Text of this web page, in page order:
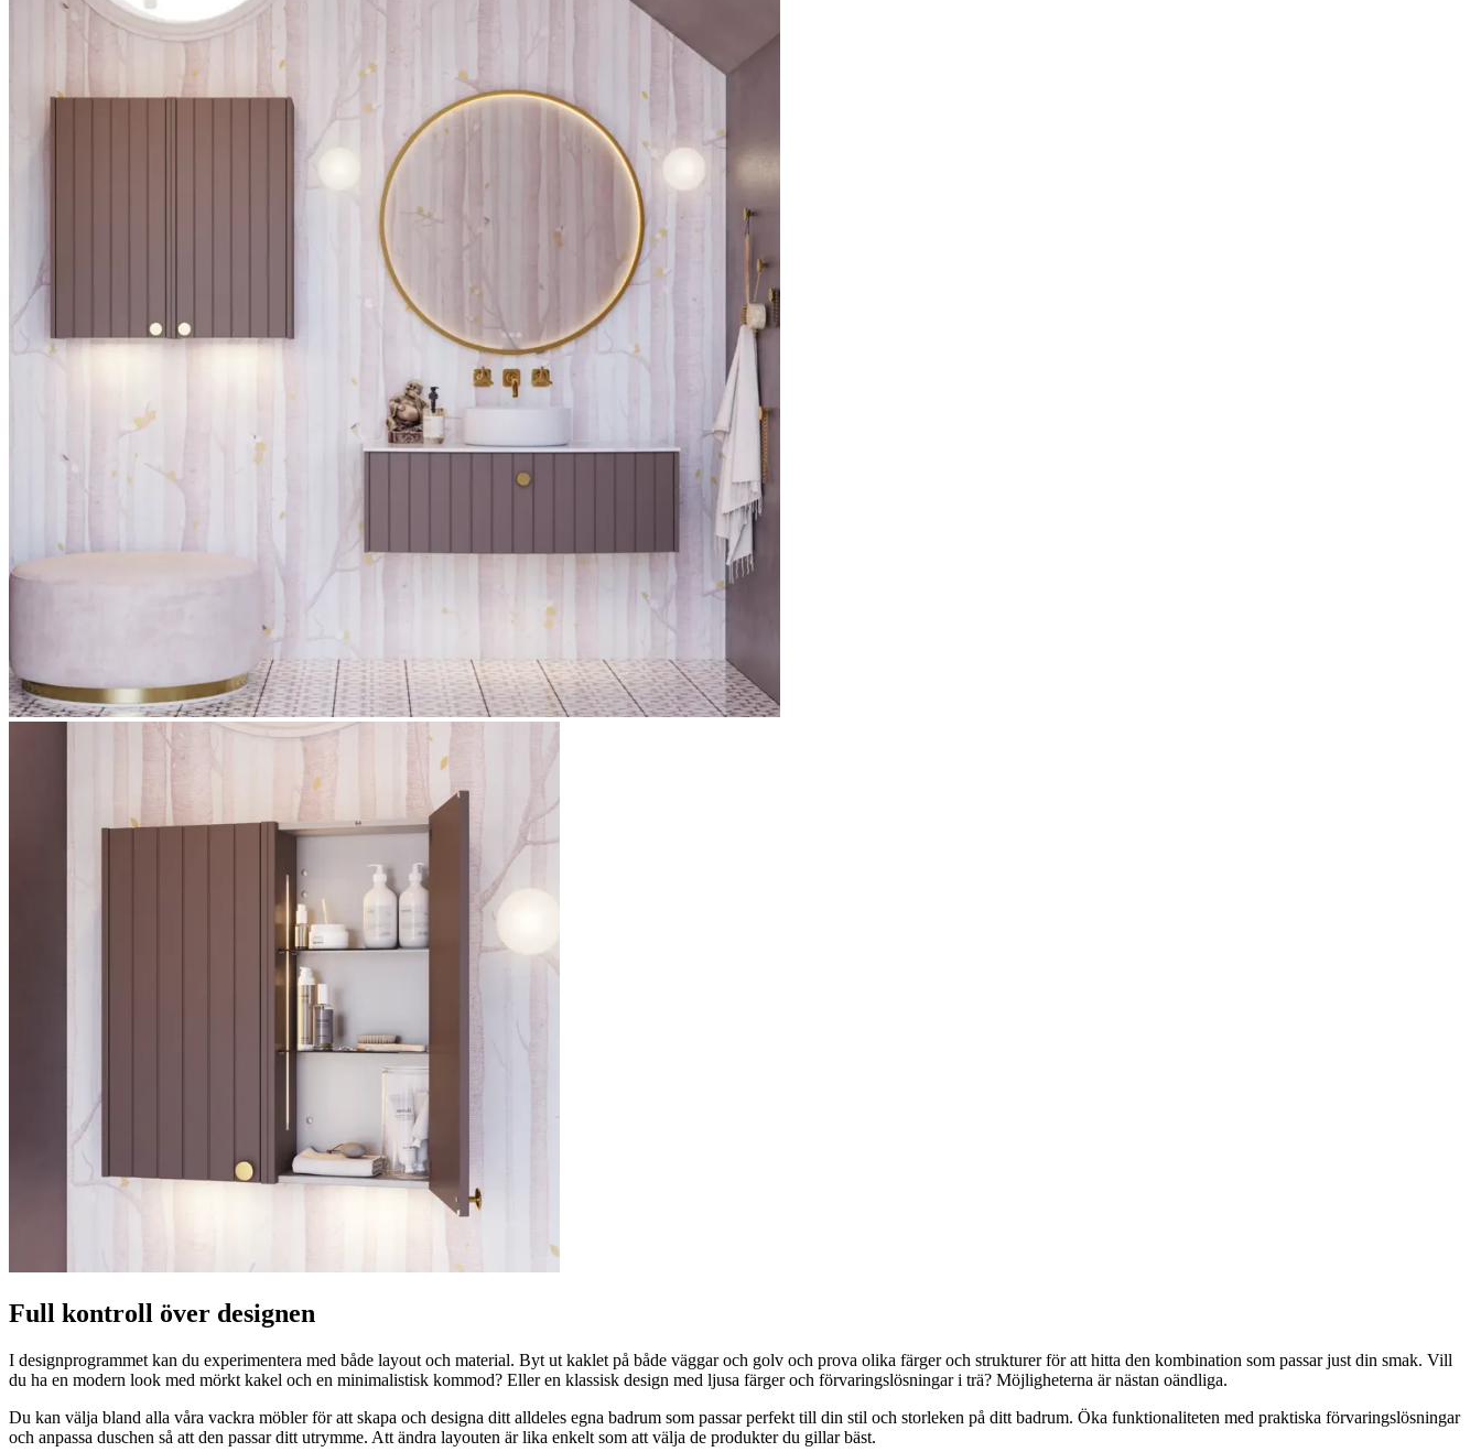
Full kontroll över designen
I designprogrammet kan du experimentera med både layout och material. Byt ut kaklet på både väggar och golv och prova olika färger och strukturer för att hitta den kombination som passar just din smak. Vill
du ha en modern look med mörkt kakel och en minimalistisk kommod? Eller en klassisk design med ljusa färger och förvaringslösningar i trä? Möjligheterna är nästan oändliga.
Du kan välja bland alla våra vackra möbler för att skapa och designa ditt alldeles egna badrum som passar perfekt till din stil och storleken på ditt badrum. Öka funktionaliteten med praktiska förvaringslösningar
och anpassa duschen så att den passar ditt utrymme. Att ändra layouten är lika enkelt som att välja de produkter du gillar bäst.